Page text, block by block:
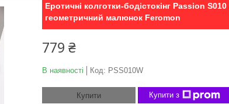
Еротичні колготки-бодістокінг Passion
геометричний малюнок Feromon
779 ₴
В наявності Код: PSS010W
Купити Купити з